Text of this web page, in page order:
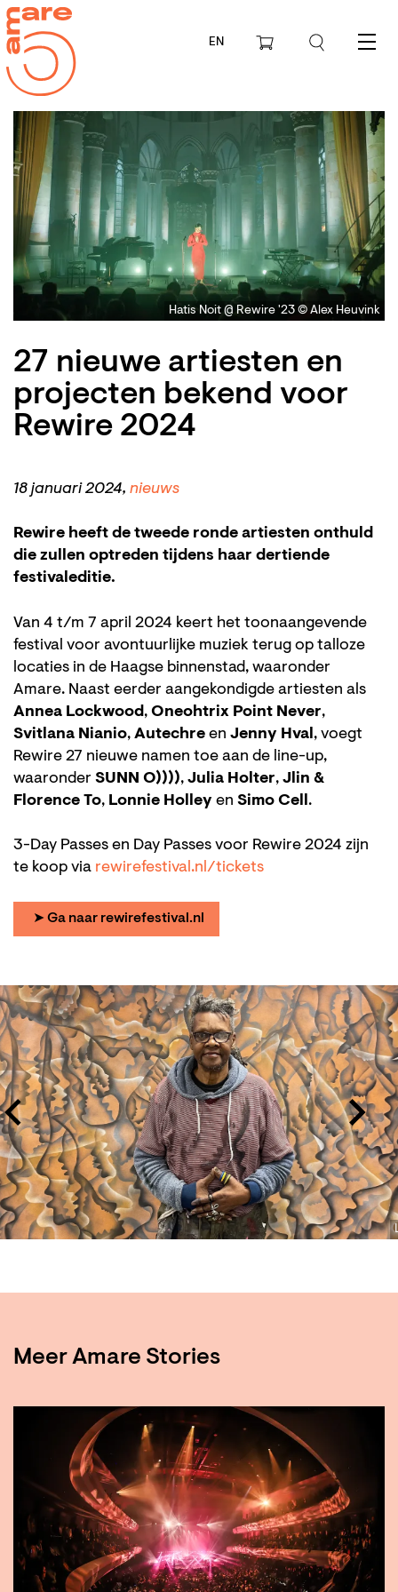
EN Menu
Hatis Noit @ Rewire '23 © Alex Heuvink
27 nieuwe artiesten en
projecten bekend voor
Rewire 2024
18 januari 2024, nieuws
Rewire heeft de tweede ronde artiesten onthuld
die zullen optreden tijdens haar dertiende
festivaleditie.
Van 4 t/m 7 april 2024 keert het toonaangevende
festival voor avontuurlijke muziek terug op talloze
locaties in de Haagse binnenstad, waaronder
Amare. Naast eerder aangekondigde artiesten als
Annea Lockwood, Oneohtrix Point Never,
Svitlana Nianio, Autechre en Jenny Hval, voegt
Rewire 27 nieuwe namen toe aan de line-up,
waaronder SUNN O)))), Julia Holter, Jlin &
Florence To, Lonnie Holley en Simo Cell.
3-Day Passes en Day Passes voor Rewire 2024 zijn
te koop via rewirefestival.nl/tickets
➤ Ga naar rewirefestival.nl
Overslaan
Meer Amare Stories